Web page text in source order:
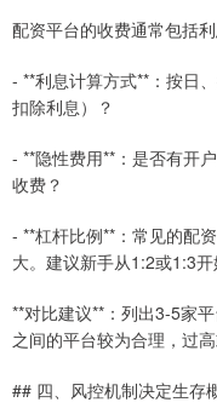
配资平台的收费通常包括
- **利息计算方式**：按日
扣除利息）？
- **隐性费用**：是否有开
收费？
- **杠杆比例**：常见的配
大。建议新手从1:2或1:3开
**对比建议**：列出3-5家
之间的平台较为合理，过高
## 四、风控机制决定生存